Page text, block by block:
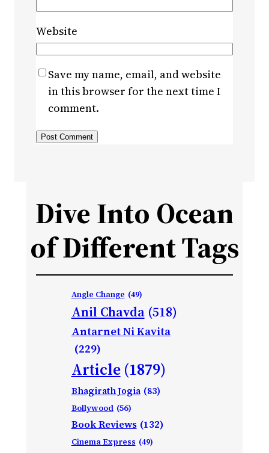
Website
Save my name, email, and website
in this browser for the next time I
comment.
Dive Into Ocean
of Different Tags
Angle Change (49)
Anil Chavda (518)
Antarnet Ni Kavita
(229)
Article (1879)
Bhagirath Jogia (83)
Bollywood (56)
Book Reviews (132)
Cinema Express (49)